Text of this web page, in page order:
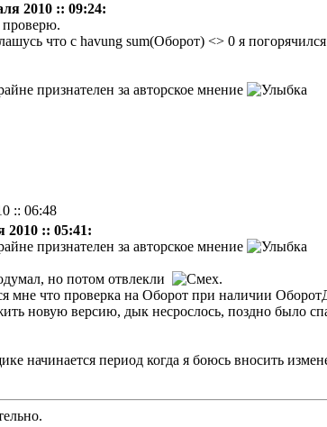
2010 :: 09:24:
проверю.
что с havung sum(Оборот) <> 0 я
признателен за авторское мнение
:: 06:48
2010 :: 05:41:
признателен за авторское мнение
но потом отвлекли
.
мне что проверка на Оборот при наличии
новую версию, дык несрослось, поздно было
начинается период когда я боюсь вносить